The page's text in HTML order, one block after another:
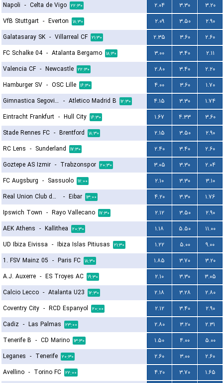
Napoli - Celta de Vigo ۲۲:۳۰ ۲.۰۴ ۳.۳۰
۳.۲۰
VfB Stuttgart - Everton ۱۸:۳۰ ۲.۰۹ ۳.۵۰
۲.۹۰
Galatasaray SK - Villarreal CF ۲۱:۳۰ ۲.۳۵ ۳.۶۰
۲.۶۰
FC Schalke 04 - Atalanta Bergamo ۱۸:۳۰ ۳.۰۰ ۳.۴۰
۲.۱۱
Valencia CF - Newcastle ۲۲:۳۰ ۲.۸۰ ۳.۴۰
۲.۲۰
Hamburger SV - OSC Lille ۱۶:۳۰ ۴.۰۰ ۳.۶۰
۱.۷۰
Gimnastica Segoviana - Atletico Madrid B ۱۲:۳۰ ۴.۱۵ ۳.۳۰
۱.۷۴
Eintracht Frankfurt - Hull City ۱۶:۳۰ ۱.۶۷ ۴.۳۳
۳.۶۰
Stade Rennes FC - Brentford ۱۸:۳۰ ۲.۱۵ ۳.۵۰
۲.۹۰
RC Lens - Sunderland ۱۷:۳۰ ۲.۴۰ ۳.۴۰
۲.۶۰
Goztepe AS Izmir - Trabzonspor ۲۰:۳۰ ۳.۰۵ ۳.۳۰
۲.۰۴
FC Augsburg - Sassuolo ۱۷:۰۰ ۲.۱۰ ۳.۳۰
۳.۱۰
Real Union Club de Irun
- Eibar ۱۳:۰۰ ۴.۲۰ ۳.۳۰
۱.۷۶
Ipswich Town - Rayo Vallecano ۱۷:۳۰ ۲.۱۲ ۳.۵۰
۲.۹۰
AEK Athens - Kallithea ۲۰:۳۰ ۱.۱۸ ۵.۵۰
۱۱.۰۰
UD Ibiza Eivissa - Ibiza Islas Pitiusas ۲۱:۳۰ ۱.۲۲ ۵.۰۰
۹.۰۰
1. FSV Mainz 05 - Paris FC ۱۸:۳۰ ۱.۸۵ ۳.۷۰
۳.۲۰
A.J. Auxerre - ES Troyes AC ۱۹:۳۰ ۲.۱۰ ۳.۳۰
۳.۰۵
Calcio Lecco - Atalanta U23 ۱۲:۳۰ ۲.۱۸ ۳.۲۸
۲.۸۰
Coventry City - RCD Espanyol ۲۰:۰۰ ۲.۱۲ ۳.۴۰
۲.۹۰
Cadiz - Las Palmas ۲۳:۰۰ ۲.۸۰ ۳.۲۰
۲.۳۱
Tenerife B - CD Marino ۱۳:۳۰ ۱.۵۰ ۴.۰۰
۵.۰۰
Leganes - Tenerife ۲۰:۳۰ ۲.۶۰ ۳.۰۰
۲.۶۰
Avellino - Torino FC ۲۲:۰۰ ۴.۲۰ ۳.۷۰
۱.۶۵